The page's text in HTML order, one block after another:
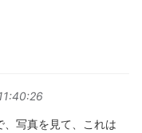
写真を見て、これは